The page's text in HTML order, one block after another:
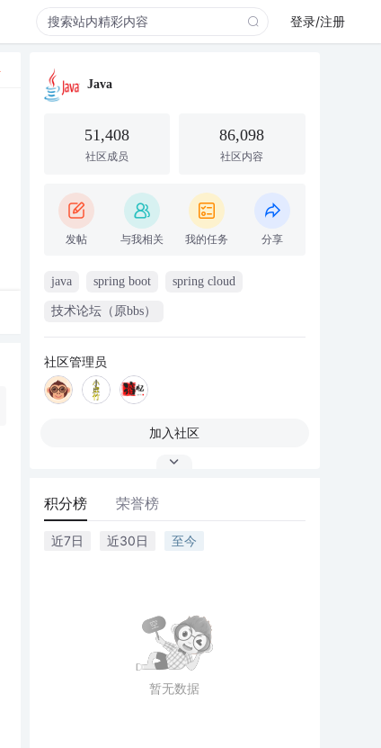
登录/注册
Java
51,408
社区成员
86,098
社区内容
发帖 与我相关 我的任务 分享
java spring boot spring cloud
技术论坛（原bbs）
社区管理员
加入社区
积分榜 荣誉榜
近7日 近30日 至今
暂无数据